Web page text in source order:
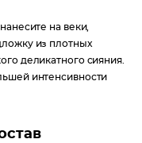
на веки,
из плотных
деликатного сияния.
интенсивности